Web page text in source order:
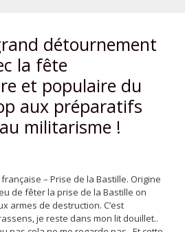
détournement
la fête
et populaire du
aux préparatifs
militarisme !
– Prise de la Bastille. Origine
de fêter la prise de la Bastille on
armes de destruction. C’est
je reste dans mon lit douillet..